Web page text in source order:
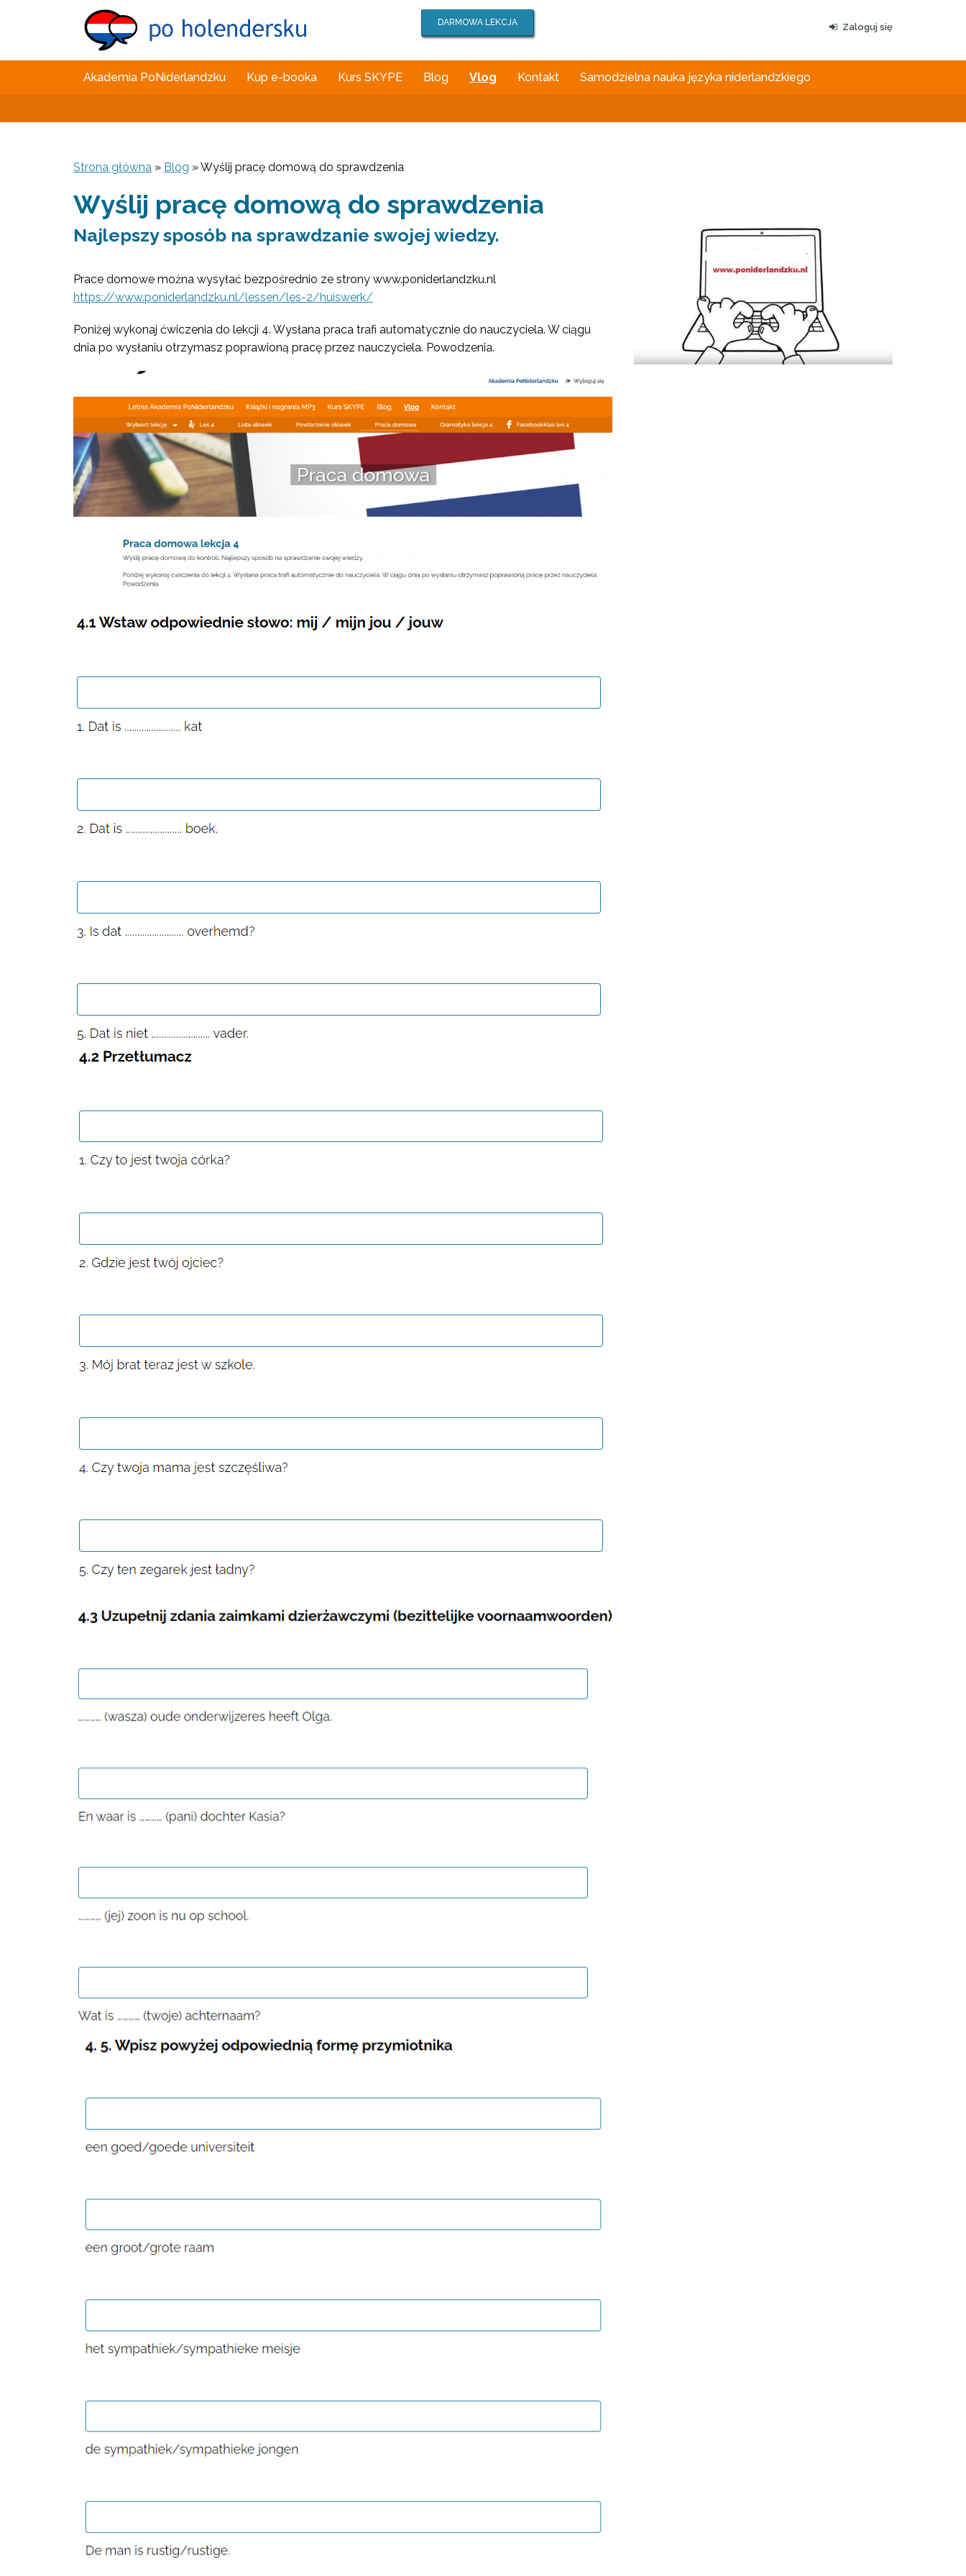
DARMOWA LEKCJA Zaloguj się
Akademia PoNiderlandzku Kup e-booka Kurs SKYPE Blog Vlog Kontakt Samodzielna nauka języka niderlandzkiego
Strona główna » Blog »Wyślij pracę domową do sprawdzenia
Wyślij pracę domową do sprawdzenia
Najlepszy sposób na sprawdzanie swojej wiedzy.
Prace domowe można wysyłać bezpośrednio ze strony www.poniderlandzku.nl
https://www.poniderlandzku.nl/lessen/les-2/huiswerk/
Poniżej wykonaj ćwiczenia do lekcji 4. Wysłana praca trafi automatycznie do nauczyciela. W ciągu
dnia po wysłaniu otrzymasz poprawioną pracę przez nauczyciela. Powodzenia.